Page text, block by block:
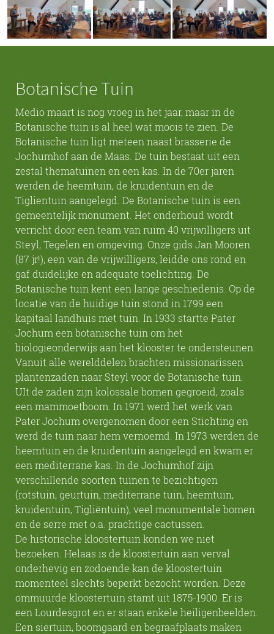
Botanische Tuin
Medio maart is nog vroeg in het jaar, maar in de
Botanische tuin is al heel wat moois te zien. De
Botanische tuin ligt meteen naast brasserie de
Jochumhof aan de Maas. De tuin bestaat uit een
zestal thematuinen en een kas. In de 70er jaren
werden de heemtuin, de kruidentuin en de
Tiglientuin aangelegd. De Botanische tuin is een
gemeentelijk monument. Het onderhoud wordt
verricht door een team van ruim 40 vrijwilligers uit
Steyl, Tegelen en omgeving. Onze gids Jan Mooren
(87 jr!), een van de vrijwilligers, leidde ons rond en
gaf duidelijke en adequate toelichting. De
Botanische tuin kent een lange geschiedenis. Op de
locatie van de huidige tuin stond in 1799 een
kapitaal landhuis met tuin. In 1933 startte Pater
Jochum een botanische tuin om het
biologieonderwijs aan het klooster te ondersteunen.
Vanuit alle werelddelen brachten missionarissen
plantenzaden naar Steyl voor de Botanische tuin.
UIt de zaden zijn kolossale bomen gegroeid, zoals
een mammoetboom. In 1971 werd het werk van
Pater Jochum overgenomen door een Stichting en
werd de tuin naar hem vernoemd. In 1973 werden de
heemtuin en de kruidentuin aangelegd en kwam er
een mediterrane kas. In de Jochumhof zijn
verschillende soorten tuinen te bezichtigen
(rotstuin, geurtuin, mediterrane tuin, heemtuin,
kruidentuin, Tigliëntuin), veel monumentale bomen
en de serre met o.a. prachtige cactussen.
De historische kloostertuin konden we niet
bezoeken. Helaas is de kloostertuin aan verval
onderhevig en zodoende kan de kloostertuin
momenteel slechts beperkt bezocht worden. Deze
ommuurde kloostertuin stamt uit 1875-1900. Er is
een Lourdesgrot en er staan enkele heiligenbeelden.
Een siertuin, boomgaard en begraafplaats maken